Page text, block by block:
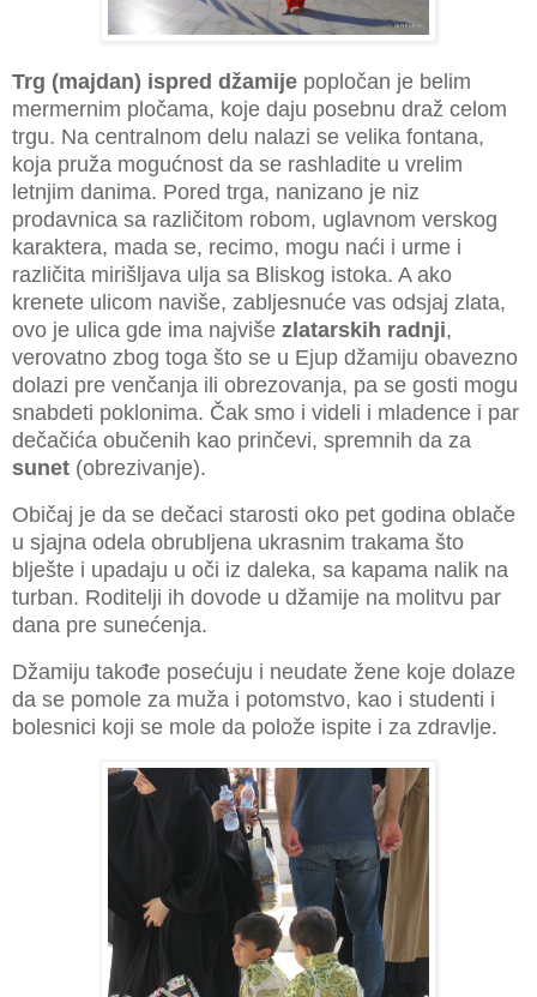
Trg (majdan) ispred džamije popločan je belim
mermernim pločama, koje daju posebnu draž celom
trgu. Na centralnom delu nalazi se velika fontana,
koja pruža mogućnost da se rashladite u vrelim
letnjim danima. Pored trga, nanizano je niz
prodavnica sa različitom robom, uglavnom verskog
karaktera, mada se, recimo, mogu naći i urme i
različita mirišljava ulja sa Bliskog istoka. A ako
krenete ulicom naviše, zabljesnuće vas odsjaj zlata,
ovo je ulica gde ima najviše zlatarskih radnji,
verovatno zbog toga što se u Ejup džamiju obavezno
dolazi pre venčanja ili obrezovanja, pa se gosti mogu
snabdeti poklonima. Čak smo i videli i mladence i par
dečačića obučenih kao prinčevi, spremnih da za
sunet (obrezivanje).
Običaj je da se dečaci starosti oko pet godina oblače
u sjajna odela obrubljena ukrasnim trakama što
blješte i upadaju u oči iz daleka, sa kapama nalik na
turban. Roditelji ih dovode u džamije na molitvu par
dana pre sunećenja.
Džamiju takođe posećuju i neudate žene koje dolaze
da se pomole za muža i potomstvo, kao i studenti i
bolesnici koji se mole da polože ispite i za zdravlje.